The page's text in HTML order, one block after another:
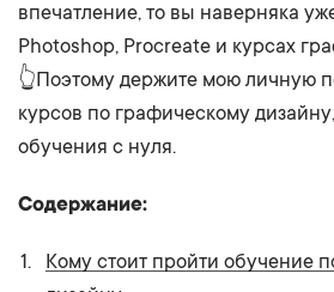
впечатление, то вы наверняка
Photoshop, Procreate и курсах
👆Поэтому держите мою личную
курсов по графическому
обучения с нуля.
Содержание:
Кому стоит пройти обучение